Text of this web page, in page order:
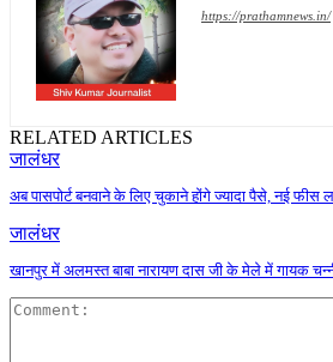
https://prathamnews.in/
RELATED ARTICLES
जालंधर
अब पासपोर्ट बनवाने के लिए चुकाने होंगे ज्यादा पैसे, नई फीस
जालंधर
खानपुर में अलमस्त बाबा नारायण दास जी के मेले में गायक